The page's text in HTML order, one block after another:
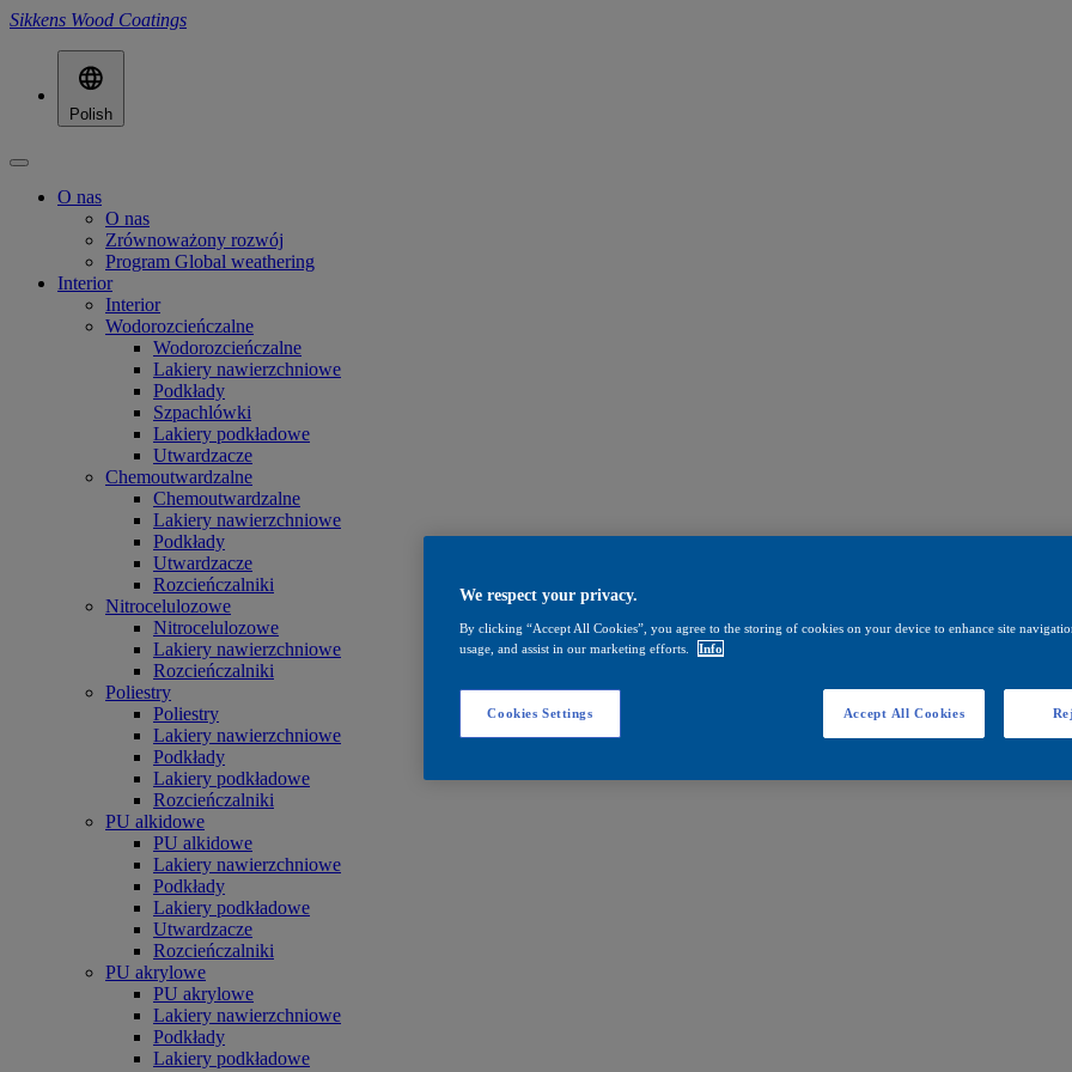
Sikkens Wood Coatings
Polish
O nas
O nas
Zrównoważony rozwój
Program Global weathering
Interior
Interior
Wodorozcieńczalne
Wodorozcieńczalne
Lakiery nawierzchniowe
Podkłady
Szpachlówki
Lakiery podkładowe
Utwardzacze
Chemoutwardzalne
Chemoutwardzalne
Lakiery nawierzchniowe
Podkłady
Utwardzacze
Rozcieńczalniki
Nitrocelulozowe
Nitrocelulozowe
Lakiery nawierzchniowe
Rozcieńczalniki
Poliestry
Poliestry
Lakiery nawierzchniowe
Podkłady
Lakiery podkładowe
Rozcieńczalniki
PU alkidowe
PU alkidowe
Lakiery nawierzchniowe
Podkłady
Lakiery podkładowe
Utwardzacze
Rozcieńczalniki
PU akrylowe
PU akrylowe
Lakiery nawierzchniowe
Podkłady
Lakiery podkładowe
We respect your privacy.
By clicking “Accept All Cookies”, you agree to the storing of cookies on your device to enhance site
usage, and assist in our marketing efforts.
Info
Cookies Settings Accept All Cookies